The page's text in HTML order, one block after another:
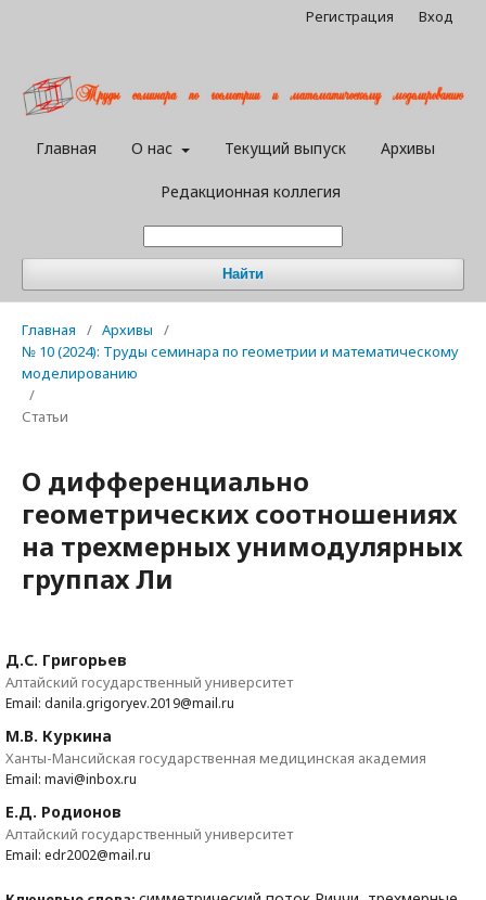
Главная О нас Текущий выпуск Архивы
Редакционная коллегия
Найти
Регистрация Вход
Главная / Архивы
/
№ 10 (2024): Труды семинара по геометрии и математическому
моделированию
/
Статьи
О дифференциально
геометрических соотношениях
на трехмерных унимодулярных
группах Ли
Д.С. Григорьев
Алтайский государственный университет
Email: danila.grigoryev.2019@mail.ru
М.В. Куркина
Ханты-Мансийская государственная медицинская академия
Email: mavi@inbox.ru
Е.Д. Родионов
Алтайский государственный университет
Email: edr2002@mail.ru